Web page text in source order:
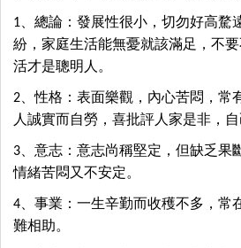
1、總論：發展性很小，切勿好高騖
紛，家庭生活能無憂就該滿足，不
活才是聰明人。
2、性格：表面樂觀，內心苦悶，常
人誠實而自勞，喜批評人家是非，自
3、意志：意志尚稱堅定，但缺乏果
情緒苦悶又不安定。
4、事業：一生辛勤而收穫不多，常
難相助。